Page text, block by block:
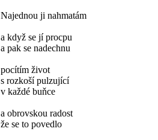
Najednou ji nahmatám
a když se jí procpu
a pak se nadechnu
pocítím život
s rozkoší pulzující
v každé buňce
a obrovskou radost
že se to povedlo